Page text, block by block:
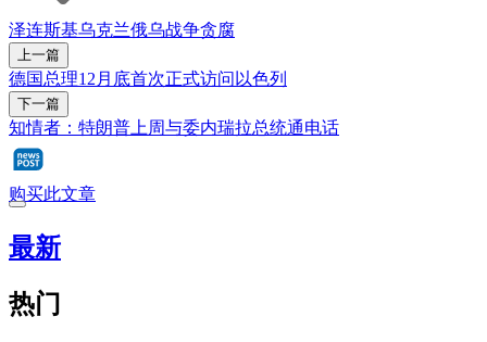
泽连斯基乌克兰俄乌战争贪腐
上一篇
德国总理12月底首次正式访问以色列
下一篇
知情者：特朗普上周与委内瑞拉总统通电话
购买此文章
最新
热门